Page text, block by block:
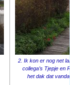
2. Ik kon er nog net
collega’s Tjepje en
het dak dat